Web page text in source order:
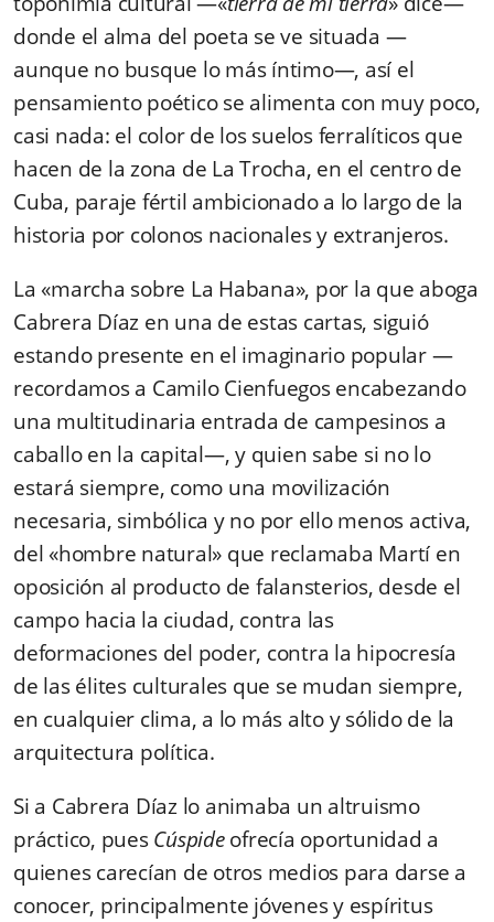
donde el alma del poeta se ve situada —
aunque no busque lo más íntimo—, así el
pensamiento poético se alimenta con muy poco,
casi nada: el color de los suelos ferralíticos que
hacen de la zona de La Trocha, en el centro de
Cuba, paraje fértil ambicionado a lo largo de la
historia por colonos nacionales y extranjeros.
La «marcha sobre La Habana», por la que aboga
Cabrera Díaz en una de estas cartas, siguió
estando presente en el imaginario popular —
recordamos a Camilo Cienfuegos encabezando
una multitudinaria entrada de campesinos a
caballo en la capital—, y quien sabe si no lo
estará siempre, como una movilización
necesaria, simbólica y no por ello menos activa,
del «hombre natural» que reclamaba Martí en
oposición al producto de falansterios, desde el
campo hacia la ciudad, contra las
deformaciones del poder, contra la hipocresía
de las élites culturales que se mudan siempre,
en cualquier clima, a lo más alto y sólido de la
arquitectura política.
Si a Cabrera Díaz lo animaba un altruismo
práctico, puesCúspideofrecía oportunidad a
quienes carecían de otros medios para darse a
conocer, principalmente jóvenes y espíritus